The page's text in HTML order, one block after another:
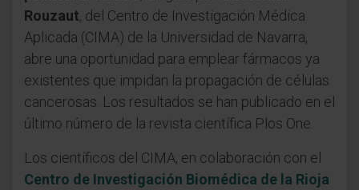
Rouzaut, del Centro de Investigación Médica
Aplicada (CIMA) de la Universidad de Navarra,
abre una oportunidad para emplear fármacos ya
existentes que impidan la propagación de células
cancerosas. Los resultados se han publicado en el
último número de la revista científica Plos One.
Los científicos del CIMA, en colaboración con el
Centro de Investigación Biomédica de la Rioja